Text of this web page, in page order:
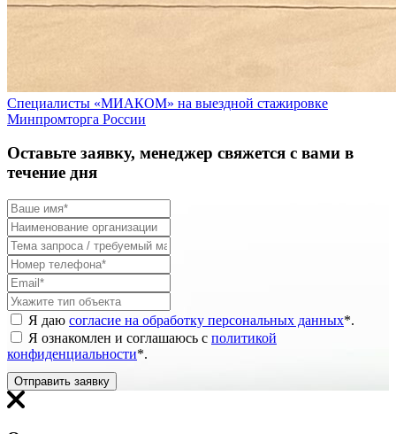
Специалисты «МИАКОМ» на выездной стажировке
Минпромторга России
Оставьте заявку, менеджер свяжется с вами в
течение дня
Я даю согласие на обработку персональных данных*.
Я ознакомлен и соглашаюсь с политикой
конфиденциальности*.
Отправить заявку